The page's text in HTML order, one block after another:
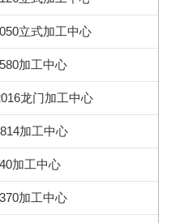
立式加工中心
加工中心
龙门加工中心
加工中心
加工中心
加工中心